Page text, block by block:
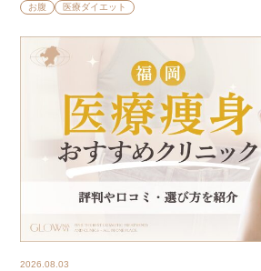
お腹 医療ダイエット
2026.08.03